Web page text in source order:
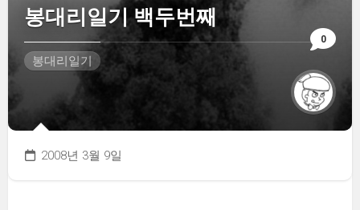
0
봉대리일기 백두번째
봉대리일기
2008년 3월 9일